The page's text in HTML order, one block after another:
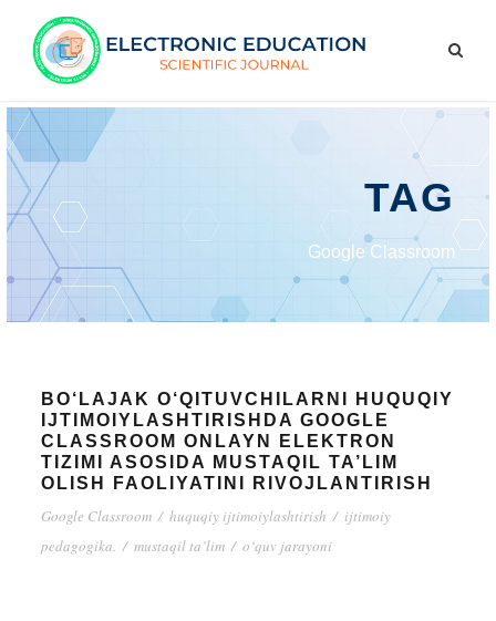
TAG
Google Classroom
BO‘LAJAK O‘QITUVCHILARNI HUQUQIY
IJTIMOIYLASHTIRISHDA GOOGLE
CLASSROOM ONLAYN ELEKTRON
TIZIMI ASOSIDA MUSTAQIL TA’LIM
OLISH FAOLIYATINI RIVOJLANTIRISH
Google Classroom / huquqiy ijtimoiylashtirish / ijtimoiy
pedagogika. / mustaqil ta’lim / o‘quv jarayoni